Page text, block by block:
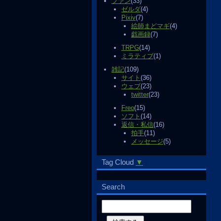
ゼルダ(4)
Pixiv(7)
絵師まどマギ(4)
戯画録(7)
TRPG(14)
ミラティブ(1)
雑記(109)
サイト (36)
ウェブ(23)
twitter(23)
Freo(15)
ソフト (14)
返信・私信(16)
拍手(11)
メッセージ(5)
Tag Cloud ▼
Search